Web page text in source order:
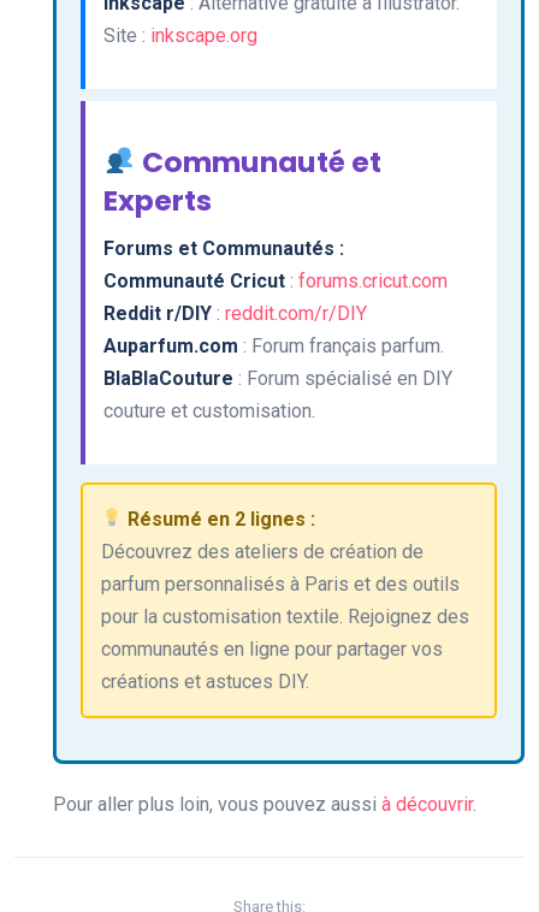
Site : inkscape.org
Communauté et
Experts
Forums et Communautés :
Communauté Cricut : forums.cricut.com
Reddit r/DIY : reddit.com/r/DIY
Auparfum.com : Forum français parfum.
BlaBlaCouture : Forum spécialisé en DIY
couture et customisation.
Résumé en 2 lignes :
Découvrez des ateliers de création de
parfum personnalisés à Paris et des outils
pour la customisation textile. Rejoignez des
communautés en ligne pour partager vos
créations et astuces DIY.
Pour aller plus loin, vous pouvez aussi à découvrir.
Share this: